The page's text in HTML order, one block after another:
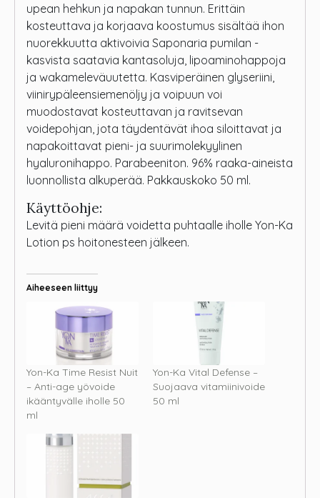
upean hehkun ja napakan tunnun. Erittäin
kosteuttava ja korjaava koostumus sisältää ihon
nuorekkuutta aktivoivia Saponaria pumilan -
kasvista saatavia kantasoluja, lipoaminohappoja
ja wakameleväuutetta. Kasviperäinen glyseriini,
viinirypäleensiemenöljy ja voipuun voi
muodostavat kosteuttavan ja ravitsevan
voidepohjan, jota täydentävät ihoa siloittavat ja
napakoittavat pieni- ja suurimolekyylinen
hyaluronihappo. Parabeeniton. 96% raaka-aineista
luonnollista alkuperää. Pakkauskoko 50 ml.
Käyttöohje:
Levitä pieni määrä voidetta puhtaalle iholle Yon-Ka
Lotion ps hoitonesteen jälkeen.
Aiheeseen liittyy
Yon-Ka Time Resist Nuit
– Anti-age yövoide
ikääntyvälle iholle 50
ml
Yon-Ka Vital Defense –
Suojaava vitamiinivoide
50 ml